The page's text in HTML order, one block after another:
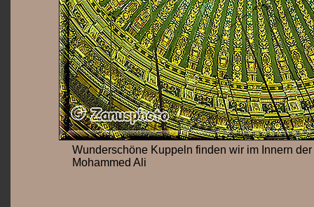
Wunderschöne Kuppeln finden wir im Innern
Mohammed Ali